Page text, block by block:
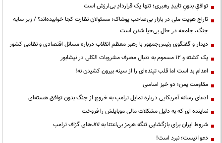
توافقِ بدونِ تاییدِ رهبری؛ تنها یک قراردادِ بی‌ارزش است
تاراج هویت ملی در بازار بی‌صاحب پوشاک؛ مسئولان نظارت کجا خوابیده‌اند؟ / زیر سایه
جنگ، جامعه در حال بی‌حیا شدن است
دیدار و گفتگوی رئیس‌جمهور با رهبر معظم انقلاب درباره مسائل اقتصادی و نظامی کشور
یک کشته و ۱۲ مسموم به دنبال مصرف مشروبات الکلی در نیشابور
اعدام بد است اما قلب تپنده‌ای را از سینه بیرون کشیدن نه!
مقاومت یمن؛ دو خیز اساسی
ادعای رسانه آمریکایی درباره تمایل ترامپ به خروج از جنگ بدون توافق هسته‌ای
نماینده ای که به دلیل مشکلات مالی موبایلش را فروخت
شروط ایران برای بازگشایی تنگه هرمز بی‌اعتنا به لاف‌های گزاف ترامپ
دعوا نیست؛ نبرد است!